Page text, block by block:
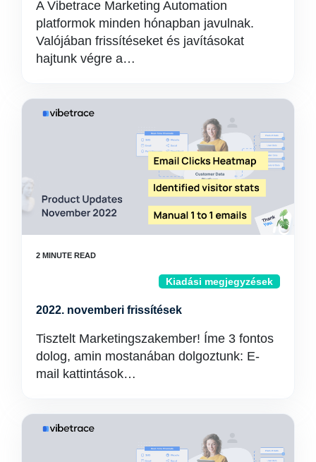
A Vibetrace Marketing Automation
platformok minden hónapban javulnak.
Valójában frissítéseket és javításokat
hajtunk végre a…
Kiadási megjegyzések
2022. novemberi frissítések
Tisztelt Marketingszakember! Íme 3 fontos
dolog, amin mostanában dolgoztunk: E-
mail kattintások…